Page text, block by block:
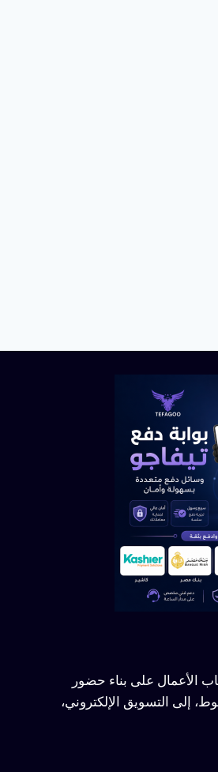
الأعمال على بناء حضور
إلى التسويق الإلكتروني،